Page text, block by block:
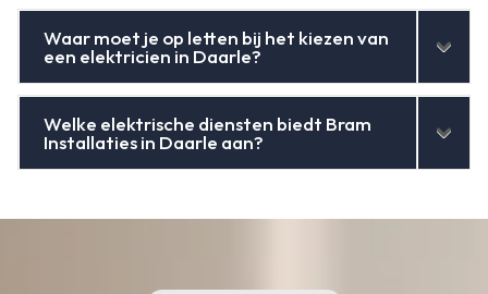
Waar moet je op letten bij het kiezen van
een elektricien in Daarle?
Welke elektrische diensten biedt Bram
Installaties in Daarle aan?